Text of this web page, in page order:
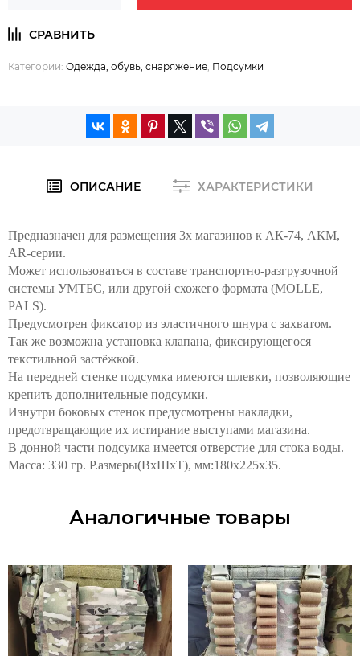
Категории: Одежда, обувь, снаряжение Подсумки
ОПИСАНИЕ ХАРАКТЕРИСТИКИ
Предназначен для размещения 3х магазинов к АК-74, АКМ,
AR-серии.
Может использоваться в составе транспортно-разгрузочной
системы УМТБС, или другой схожего формата (MOLLE,
PALS).
Предусмотрен фиксатор из эластичного шнура с захватом.
Так же возможна установка клапана, фиксирующегося
текстильной застёжкой.
На передней стенке подсумка имеются шлевки, позволяющие
крепить дополнительные подсумки.
Изнутри боковых стенок предусмотрены накладки,
предотвращающие их истирание выступами магазина.
В донной части подсумка имеется отверстие для стока воды.
Масса: 330 гр. Р.азмеры(ВхШхТ), мм:180х225х35.
Аналогичные товары